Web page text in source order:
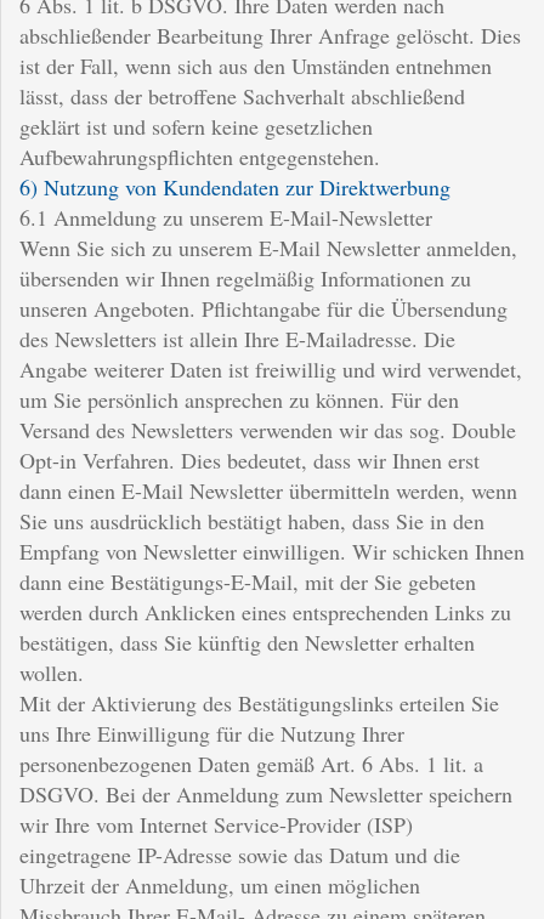
abschließender Bearbeitung Ihrer Anfrage gelöscht. Dies
ist der Fall, wenn sich aus den Umständen entnehmen
lässt, dass der betroffene Sachverhalt abschließend
geklärt ist und sofern keine gesetzlichen
Aufbewahrungspflichten entgegenstehen.
6) Nutzung von Kundendaten zur Direktwerbung
6.1 Anmeldung zu unserem E-Mail-Newsletter
Wenn Sie sich zu unserem E-Mail Newsletter anmelden,
übersenden wir Ihnen regelmäßig Informationen zu
unseren Angeboten. Pflichtangabe für die Übersendung
des Newsletters ist allein Ihre E-Mailadresse. Die
Angabe weiterer Daten ist freiwillig und wird verwendet,
um Sie persönlich ansprechen zu können. Für den
Versand des Newsletters verwenden wir das sog. Double
Opt-in Verfahren. Dies bedeutet, dass wir Ihnen erst
dann einen E-Mail Newsletter übermitteln werden, wenn
Sie uns ausdrücklich bestätigt haben, dass Sie in den
Empfang von Newsletter einwilligen. Wir schicken Ihnen
dann eine Bestätigungs-E-Mail, mit der Sie gebeten
werden durch Anklicken eines entsprechenden Links zu
bestätigen, dass Sie künftig den Newsletter erhalten
wollen.
Mit der Aktivierung des Bestätigungslinks erteilen Sie
uns Ihre Einwilligung für die Nutzung Ihrer
personenbezogenen Daten gemäß Art. 6 Abs. 1 lit. a
DSGVO. Bei der Anmeldung zum Newsletter speichern
wir Ihre vom Internet Service-Provider (ISP)
eingetragene IP-Adresse sowie das Datum und die
Uhrzeit der Anmeldung, um einen möglichen